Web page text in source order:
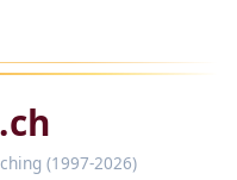
(1997-2026)